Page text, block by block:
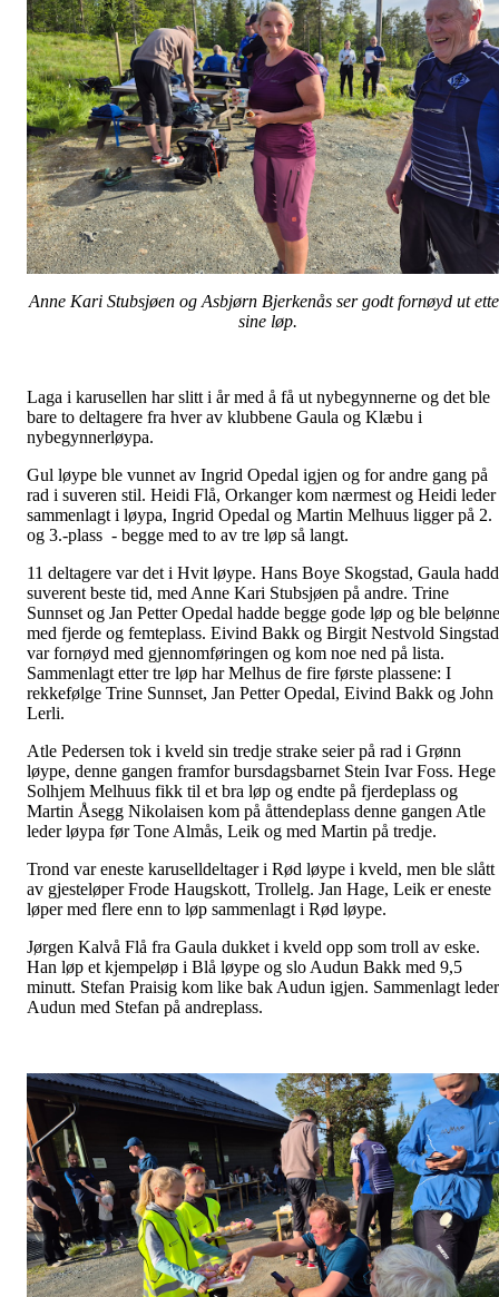
Anne Kari Stubsjøen og Asbjørn Bjerkenås ser godt fornøyd ut
sine løp.
Laga i karusellen har slitt i år med å få ut nybegynnerne og det ble
bare to deltagere fra hver av klubbene Gaula og Klæbu i
nybegynnerløypa.
Gul løype ble vunnet av Ingrid Opedal igjen og for andre gang på
rad i suveren stil. Heidi Flå, Orkanger kom nærmest og Heidi leder
sammenlagt i løypa, Ingrid Opedal og Martin Melhuus ligger på 2.
og 3.-plass - begge med to av tre løp så langt.
11 deltagere var det i Hvit løype. Hans Boye Skogstad, Gaula
suverent beste tid, med Anne Kari Stubsjøen på andre. Trine
Sunnset og Jan Petter Opedal hadde begge gode løp og ble
med fjerde og femteplass. Eivind Bakk og Birgit Nestvold Singstad
var fornøyd med gjennomføringen og kom noe ned på lista.
Sammenlagt etter tre løp har Melhus de fire første plassene: I
rekkefølge Trine Sunnset, Jan Petter Opedal, Eivind Bakk og John
Lerli.
Atle Pedersen tok i kveld sin tredje strake seier på rad i Grønn
løype, denne gangen framfor bursdagsbarnet Stein Ivar Foss. Hege
Solhjem Melhuus fikk til et bra løp og endte på fjerdeplass og
Martin Åsegg Nikolaisen kom på åttendeplass denne gangen Atle
leder løypa før Tone Almås, Leik og med Martin på tredje.
Trond var eneste karuselldeltager i Rød løype i kveld, men ble slått
av gjesteløper Frode Haugskott, Trollelg. Jan Hage, Leik er eneste
løper med flere enn to løp sammenlagt i Rød løype.
Jørgen Kalvå Flå fra Gaula dukket i kveld opp som troll av eske.
Han løp et kjempeløp i Blå løype og slo Audun Bakk med 9,5
minutt. Stefan Praisig kom like bak Audun igjen. Sammenlagt leder
Audun med Stefan på andreplass.